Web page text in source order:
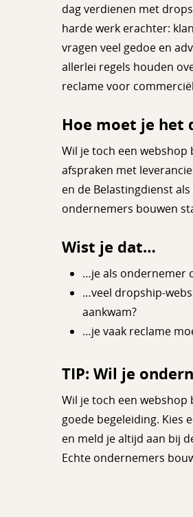
dag verdienen met
harde werk erachter:
vragen veel gedoe en
allerlei regels houden
reclame voor
Hoe moet je het
Wil je toch een
afspraken met
en de Belastingdienst
ondernemers bouwen
Wist je dat…
…je als ondernemer
…veel dropship-
aankwam?
…je vaak reclame
TIP: Wil je
Wil je toch een
goede begeleiding. Kies
en meld je altijd aan bij
Echte ondernemers